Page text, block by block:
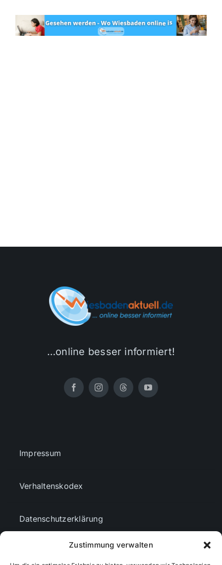
Zustimmung verwalten
…online besser informiert!
Impressum
Verhaltenskodex
Datenschutzerklärung